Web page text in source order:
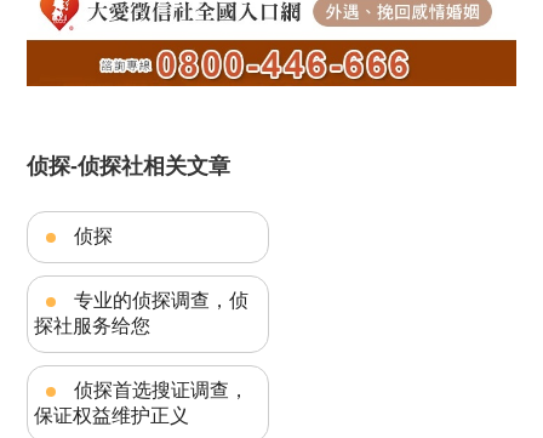
侦探-侦探社相关文章
侦探
专业的侦探调查，侦
探社服务给您
侦探首选搜证调查，
保证权益维护正义